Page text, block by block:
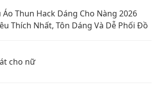
Áo Thun Hack Dáng Cho Nàng 2026
Thích Nhất, Tôn Dáng Và Dễ Phối Đồ
cho nữ